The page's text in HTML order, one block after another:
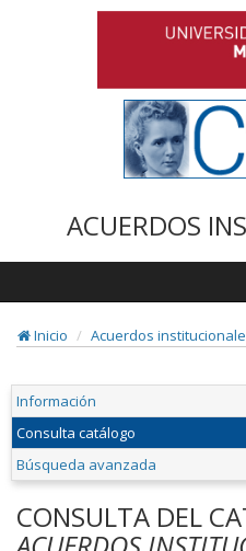
ACUERDOS
Inicio
Acuerdos
Información
Consulta catálogo
Búsqueda avanzada
CONSULTA DEL